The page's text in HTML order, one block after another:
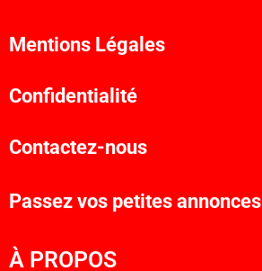
Mentions Légales
Confidentialité
Contactez-nous
Passez vos petites annonces
À PROPOS